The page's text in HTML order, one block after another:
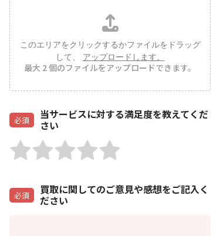
このエリアをクリックするかファイルをドラッグ
して、 アップロードします。
最大 2 個のファイルをアップロードできます。
当サービスに対する満足度を教えてくだ
さい
必須
5
の
ち
5
の
5
の
ち
5
の
ち
5
の
ち
買取に関してのご意見や感想をご記入く
ださい
必須